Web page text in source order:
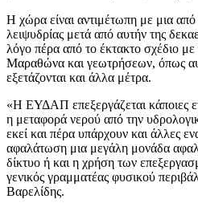
Η χώρα είναι αντιμέτωπη με μια από
λειψυδρίας μετά από αυτήν της
λόγο πέρα από το έκτακτο σχέδιο με
Μαραθώνα και γεωτρήσεων, όπως
εξετάζονται και άλλα μέτρα.
«Η ΕΥΔΑΠ επεξεργάζεται κάποιες
η μεταφορά νερού από την
εκεί και πέρα υπάρχουν και άλλες
αφαλάτωση μια μεγάλη μονάδα
δίκτυο ή και η χρήση των
γενικός γραμματέας φυσικού
Βαρελίδης.